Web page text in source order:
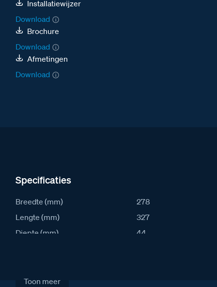
Installatiewijzer
Download
Brochure
Download
Afmetingen
Download
Specificaties
Breedte (mm)
278
Lengte (mm)
327
Diepte (mm)
44
Stroomafname in rust (mA)
Toon meer